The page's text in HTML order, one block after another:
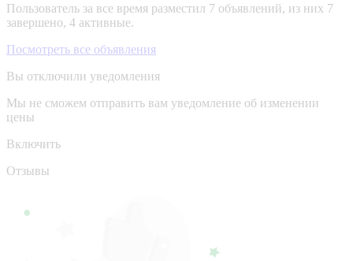
Пользователь за все время разместил 7 объявлений, из них 7
завершено, 4 активные.
Посмотреть все объявления
Вы отключили уведомления
Мы не сможем отправить вам уведомление об изменении
цены
Включить
Отзывы